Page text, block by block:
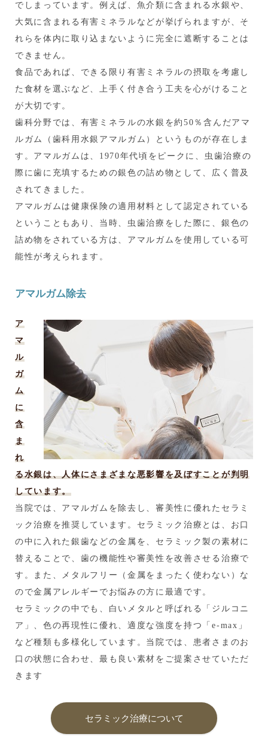
でしまっています。例えば、魚介類に含まれる水銀や、
大気に含まれる有害ミネラルなどが挙げられますが、そ
れらを体内に取り込まないように完全に遮断することは
できません。
食品であれば、できる限り有害ミネラルの摂取を考慮し
た食材を選ぶなど、上手く付き合う工夫を心がけること
が大切です。
歯科分野では、有害ミネラルの水銀を約50％含んだアマ
ルガム（歯科用水銀アマルガム）というものが存在しま
す。アマルガムは、1970年代頃をピークに、虫歯治療の
際に歯に充填するための銀色の詰め物として、広く普及
されてきました。
アマルガムは健康保険の適用材料として認定されている
ということもあり、当時、虫歯治療をした際に、銀色の
詰め物をされている方は、アマルガムを使用している可
能性が考えられます。
アマルガム除去
ア
マ
ル
ガ
ム
に
含
ま
れ
る水銀は、人体にさまざまな悪影響を及ぼすことが判明
しています。
当院では、アマルガムを除去し、審美性に優れたセラミ
ック治療を推奨しています。セラミック治療とは、お口
の中に入れた銀歯などの金属を、セラミック製の素材に
替えることで、歯の機能性や審美性を改善させる治療で
す。また、メタルフリー（金属をまったく使わない）な
ので金属アレルギーでお悩みの方に最適です。
セラミックの中でも、白いメタルと呼ばれる「ジルコニ
ア」、色の再現性に優れ、適度な強度を持つ「e-max」
など種類も多様化しています。当院では、患者さまのお
口の状態に合わせ、最も良い素材をご提案させていただ
きます
セラミック治療について